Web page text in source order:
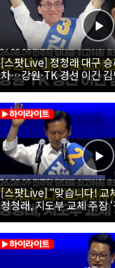
[스팟Live] 정청래 대구
차…강원·TK 경선 이긴
26.08.09 더불어민주당 당
보 대구·경북 합동연설회
[스팟Live] “맞습니다! 교
정청래, 지도부 교체 주장
26.08.09 더불어민주당 당
보 대구·경북 합동연설회